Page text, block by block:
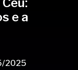
e a
2025